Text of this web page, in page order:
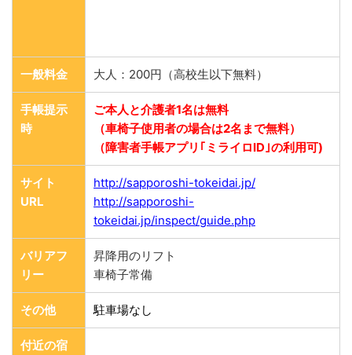
一般料金 大人：200円（高校生以下無料）
手帳提示
時
ご本人と介護者1名は無料
（車椅子使用者の場合は2名まで無料）
（障害者手帳アプリ｢ミライロID｣の利用可)
サイト
URL
http://sapporoshi-tokeidai.jp/
http://sapporoshi-
tokeidai.jp/inspect/guide.php
バリアフ
リー
昇降用のリフト
車椅子常備
その他 駐車場なし
付近の宿